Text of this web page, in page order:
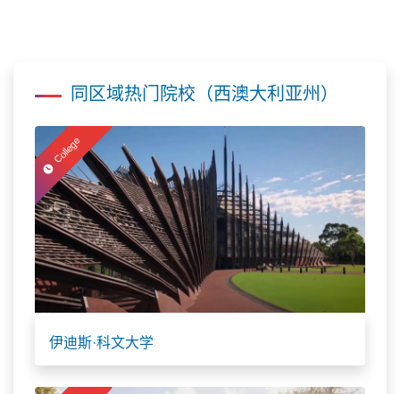
同区域热门院校（西澳大利亚州）
College
伊迪斯·科文大学